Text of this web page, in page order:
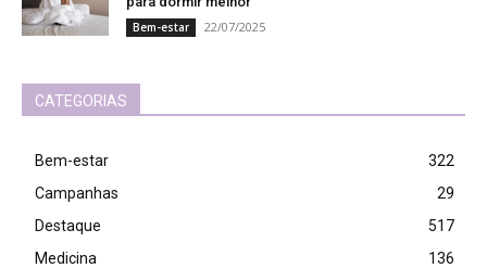
Bem-estar 22/07/2025
CATEGORIAS
Bem-estar
322
Campanhas
29
Destaque
517
Medicina
136